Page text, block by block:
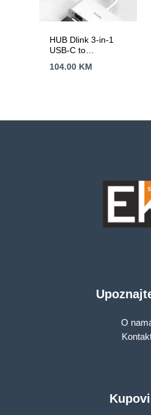
HUB Dlink 3-in-1
USB-C to
Adapter
104.00 KM
O